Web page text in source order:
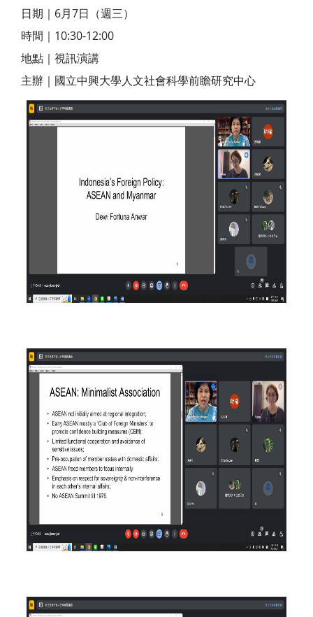
日期｜6月7日（週三）
時間｜10:30-12:00
地點｜視訊演講
主辦｜國立中興大學人文社會科學前瞻研究中心